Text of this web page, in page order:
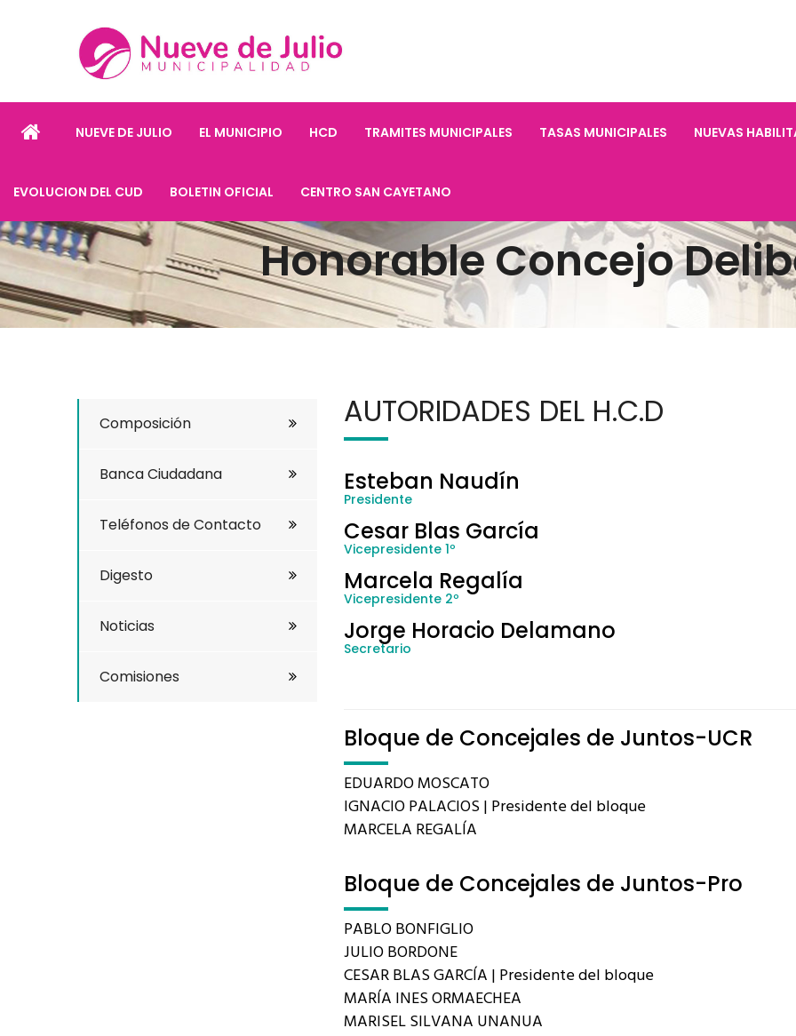
NUEVE DE JULIO EL MUNICIPIO HCD TRAMITES MUNICIPALES TASAS MUNICIPALES NUEVAS
EVOLUCION DEL CUD BOLETIN OFICIAL CENTRO SAN CAYETANO
Honorable Concejo
AUTORIDADES DEL H.C.D
Esteban Naudín
Presidente
Cesar Blas García
Vicepresidente 1º
Marcela Regalía
Vicepresidente 2º
Jorge Horacio Delamano
Secretario
Bloque de Concejales de Juntos-UCR
EDUARDO MOSCATO
IGNACIO PALACIOS | Presidente del bloque
MARCELA REGALÍA
Bloque de Concejales de Juntos-Pro
PABLO BONFIGLIO
JULIO BORDONE
CESAR BLAS GARCÍA | Presidente del bloque
MARÍA INES ORMAECHEA
MARISEL SILVANA UNANUA
Composición
Banca Ciudadana
Teléfonos de Contacto
Digesto
Noticias
Comisiones